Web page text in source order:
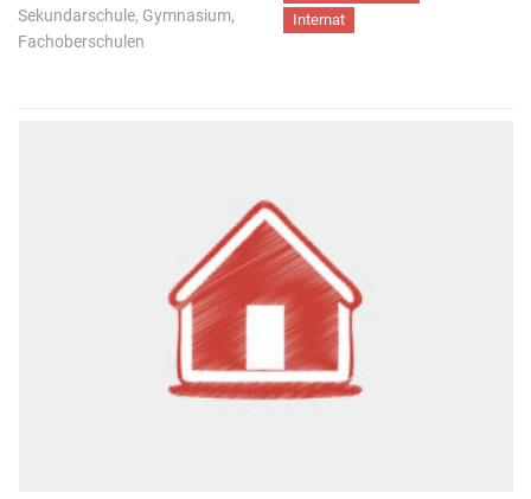
Sekundarschule, Gymnasium,
Fachoberschulen
Internat